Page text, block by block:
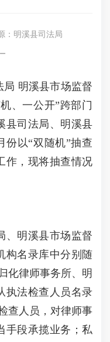
：明溪县司法局
明溪县市场监督
、一公开”跨部门
县司法局、明溪县
份以“双随机”抽查
作，现将抽查情况
明溪县市场监督
构名录库中分别随
化律师事务所、明
执法检查人员名录
查人员，对律师事
手段承揽业务；私